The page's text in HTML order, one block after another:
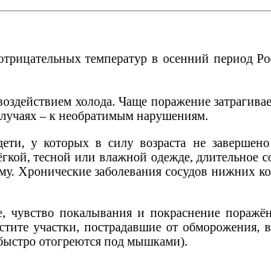
температур в осенний период
холода. Чаще поражение
– к необратимым нарушениям.
у которых в силу возраста не
тесной или влажной одежде, длительное
Хронические заболевания сосудов нижних
покалывания и покраснение
участки, пострадавшие от
отогреются под мышками).